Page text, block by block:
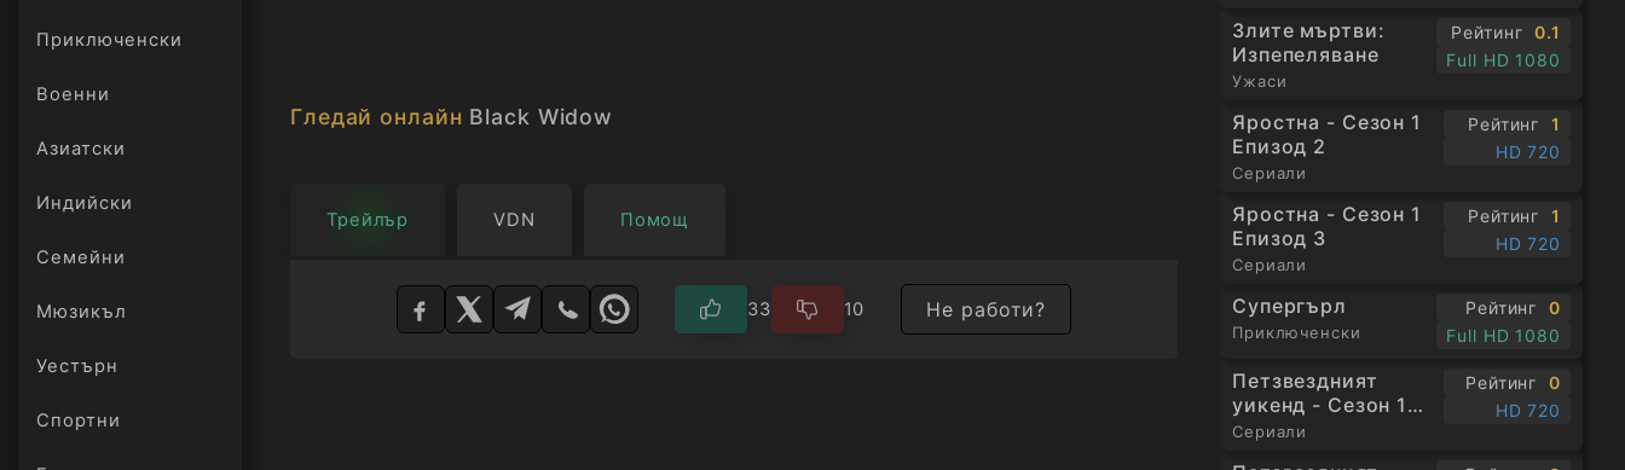
Приключенски
Военни
Азиатски
Индийски
Семейни
Мюзикъл
Уестърн
Спортни
Злите мъртви:
Изпепеляване
Ужаси
Рейтинг
0.1
Full HD 1080
Яростна - Сезон 1
Епизод 2
Сериали
Рейтинг
1
HD 720
Яростна - Сезон 1
Епизод 3
Сериали
Рейтинг
1
HD 720
Супергърл
Приключенски
Рейтинг
0
Full HD 1080
Петзвездният
уикенд - Сезон 1
Епизод 1
Сериали
Рейтинг
0
HD 720
Гледай онлайн Black Widow
Трейлър VDN Помощ
33 10 Не работи?